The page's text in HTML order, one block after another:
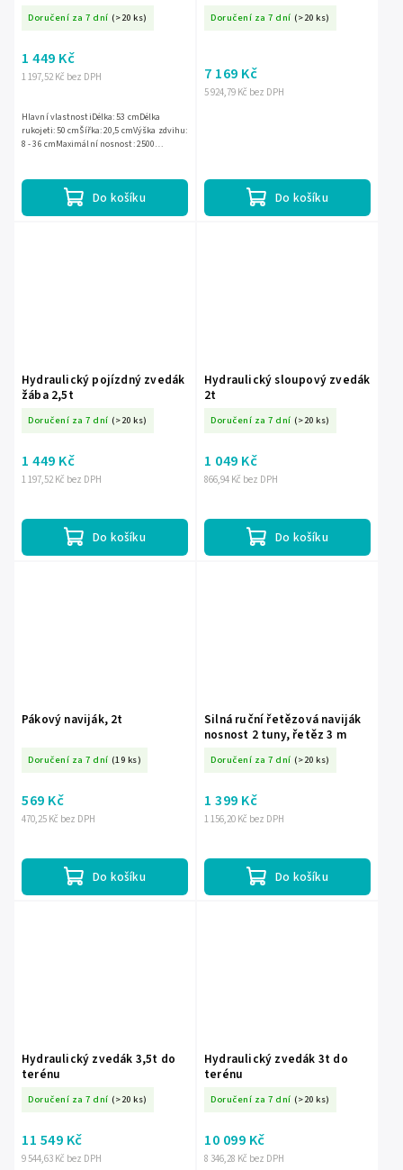
Doručení za 7 dní (>20 ks)
1 197,52 Kč bez DPH
1 449 Kč
Do košíku
Hlavní vlastnostiDélka: 53 cmDélka
rukojeti: 50 cmŠířka: 20,5 cmVýška zdvihu:
8 - 36 cmMaximální nosnost: 2500
Doručení za 7 dní (>20 ks)
5 924,79 Kč bez DPH
7 169 Kč
Do košíku
Hydraulický pojízdný zvedák
žába 2,5t
Doručení za 7 dní (>20 ks)
1 197,52 Kč bez DPH
1 449 Kč
Do košíku
Hydraulický sloupový zvedák
2t
Doručení za 7 dní (>20 ks)
866,94 Kč bez DPH
1 049 Kč
Do košíku
Pákový naviják, 2t
Doručení za 7 dní (19 ks)
470,25 Kč bez DPH
569 Kč
Do košíku
Silná ruční řetězová naviják
nosnost 2 tuny, řetěz 3 m
Doručení za 7 dní (>20 ks)
1 156,20 Kč bez DPH
1 399 Kč
Do košíku
Hydraulický zvedák 3,5t do
terénu
Doručení za 7 dní (>20 ks)
9 544,63 Kč bez DPH
11 549 Kč
Hydraulický zvedák 3t do
terénu
Doručení za 7 dní (>20 ks)
8 346,28 Kč bez DPH
10 099 Kč